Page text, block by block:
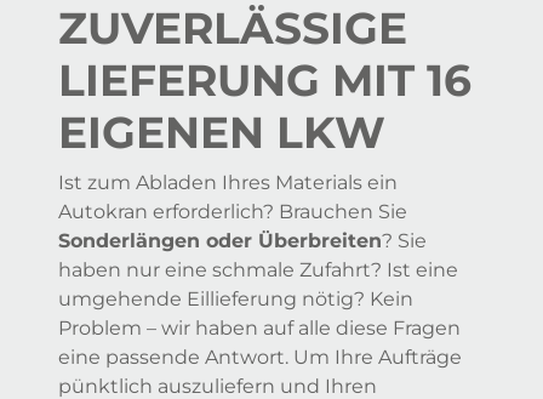
ZUVERLÄSSIGE
LIEFERUNG MIT 16
EIGENEN LKW
Ist zum Abladen Ihres Materials ein
Autokran erforderlich? Brauchen Sie
Sonderlängen oder Überbreiten? Sie
haben nur eine schmale Zufahrt? Ist eine
umgehende Eillieferung nötig? Kein
Problem – wir haben auf alle diese Fragen
eine passende Antwort. Um Ihre Aufträge
pünktlich auszuliefern und Ihren